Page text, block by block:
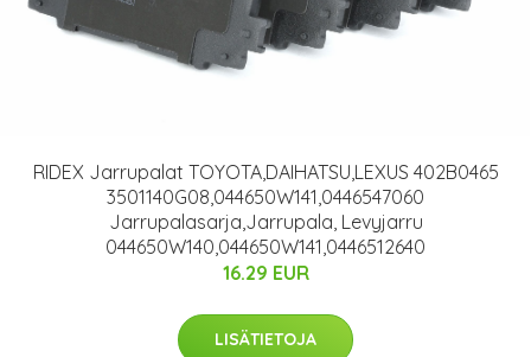
RIDEX Jarrupalat TOYOTA,DAIHATSU,LEXUS 402B0465
3501140G08,044650W141,0446547060
Jarrupalasarja,Jarrupala, Levyjarru
044650W140,044650W141,0446512640
16.29 EUR
LISÄTIETOJA